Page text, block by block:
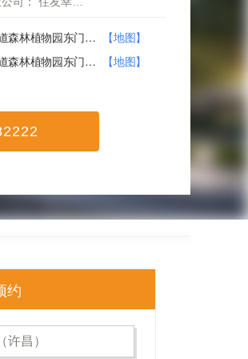
河南·许昌·禹州市轩辕大道森林植物园东门对面
【地图】
河南·许昌·禹州市轩辕大道森林植物园东门对面
【地图】
约